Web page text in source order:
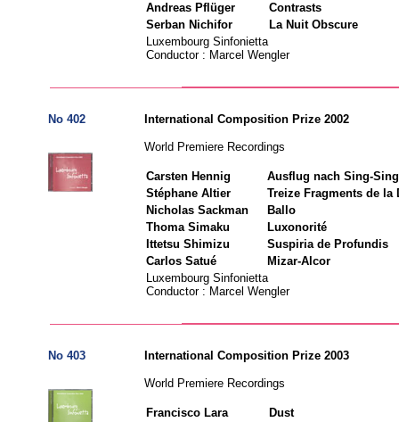
Andreas Pflüger
Contrasts
Serban Nichifor
La Nuit Obscure
Luxembourg Sinfonietta
Conductor : Marcel Wengler
No 402 International Composition Prize 2002
World Premiere Recordings
Carsten Hennig
Ausflug nach Sing-Sing
Stéphane Altier
Treize Fragments de la
Nicholas Sackman
Ballo
Thoma Simaku
Luxonorité
Ittetsu Shimizu
Suspiria de Profundis
Carlos Satué
Mizar-Alcor
Luxembourg Sinfonietta
Conductor : Marcel Wengler
No 403 International Composition Prize 2003
World Premiere Recordings
Francisco Lara Dust